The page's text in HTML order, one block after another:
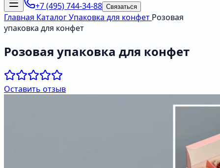
+7 (495) 744-34-88 Связаться
Главная КаталогУпаковка для конфет Розовая
упаковка для конфет
Розовая упаковка для конфет
Оставить отзыв